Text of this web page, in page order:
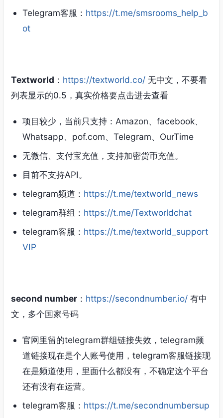
Telegram客服： https://t.me/smsrooms_help_b
ot
Textworld ： https://textworld.co/无中文，不要看
列表显示的0.5，真实价格要点击进去查看
项目较少，当前只支持：Amazon、facebook、
Whatsapp、pof.com、Telegram、OurTime
无微信、支付宝充值，支持加密货币充值。
目前不支持API。
telegram频道： https://t.me/textworld_news
telegram群组： https://t.me/Textworldchat
telegram客服： https://t.me/textworld_support
VIP
second number： https://secondnumber.io/有中
文，多个国家号码
官网里留的telegram群组链接失效，telegram频
道链接现在是个人账号使用，telegram客服链接现
在是频道使用，里面什么都没有，不确定这个平台
还有没有在运营。
telegram客服： https://t.me/secondnumbersup